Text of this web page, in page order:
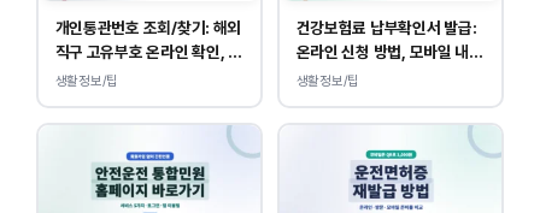
개인통관번호 조회/찾기: 해외
직구 고유부호 온라인 확인, 발
급 방법
생활정보/팁
건강보험료 납부확인서 발급:
온라인 신청 방법, 모바일 내역
조회 안내
생활정보/팁